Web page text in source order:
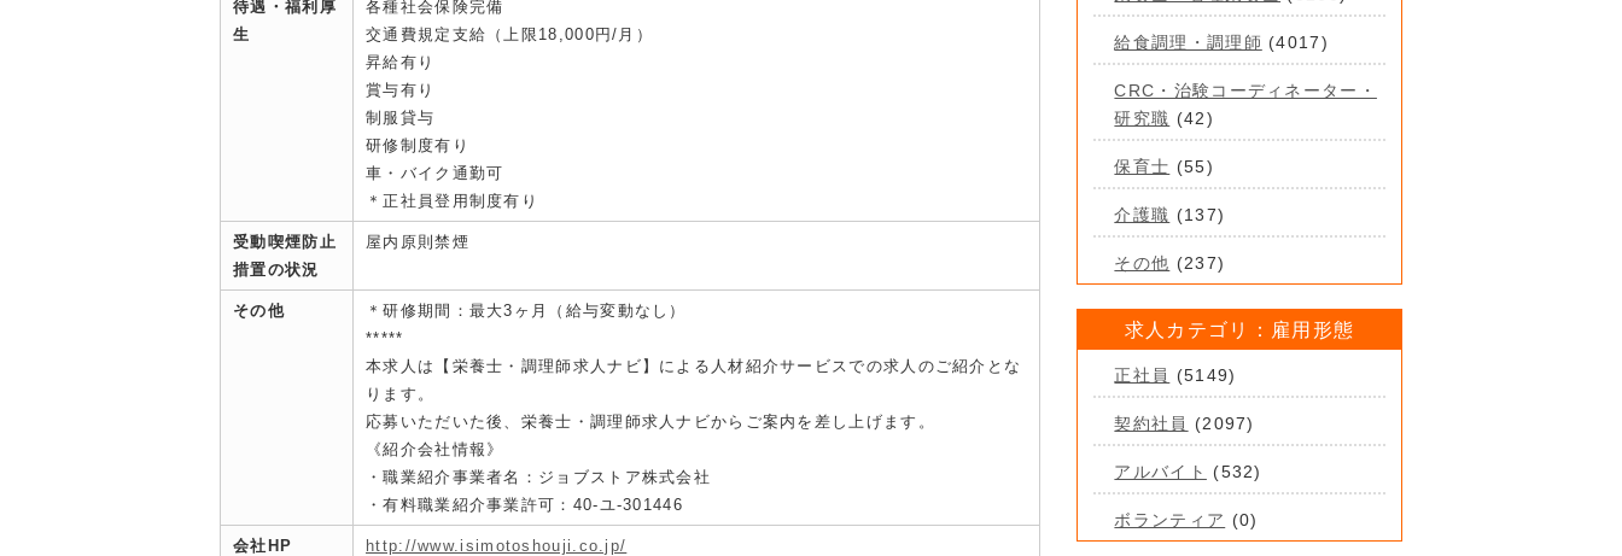
待遇・福利厚
生
各種社会保険完備
交通費規定支給（上限18,000円/月）
昇給有り
賞与有り
制服貸与
研修制度有り
車・バイク通勤可
＊正社員登用制度有り
受動喫煙防止
措置の状況
屋内原則禁煙
その他
＊研修期間：最大3ヶ月（給与変動なし）
*****
本求人は【栄養士・調理師求人ナビ】による人材紹介サービスでの求人のご紹介とな
ります。
応募いただいた後、栄養士・調理師求人ナビからご案内を差し上げます。
《紹介会社情報》
・職業紹介事業者名：ジョブストア株式会社
・有料職業紹介事業許可：40-ユ-301446
会社HP http://www.isimotoshouji.co.jp/
給食調理・調理師 (4017)
CRC・治験コーディネーター・
研究職 (42)
保育士 (55)
介護職 (137)
その他 (237)
求人カテゴリ：雇用形態
正社員 (5149)
契約社員 (2097)
アルバイト (532)
ボランティア (0)